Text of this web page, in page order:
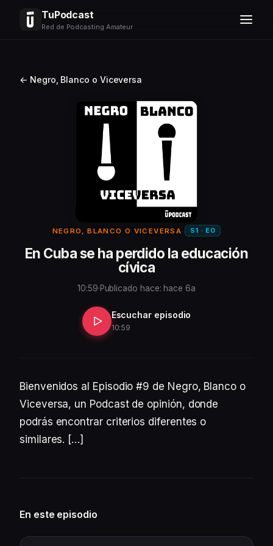
TuPodcast
Red de Podcasting Amateur
← Negro, Blanco o Viceversa
NEGRO, BLANCO O VICEVERSA· S1 · E0
En Cuba se ha perdido la educación
cívica
10:59·Publicado hace: hace 6a
Escuchar episodio
10:59
Bienvenidos al Episodio #9 de Negro, Blanco o
Viceversa, un Podcast de opinión, donde
podrás encontrar criterios diferentes o
similares. […]
En este episodio